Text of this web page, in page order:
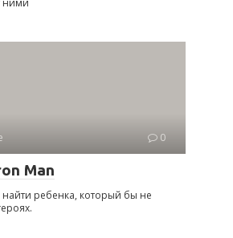
0
Man
ребенка, который бы не